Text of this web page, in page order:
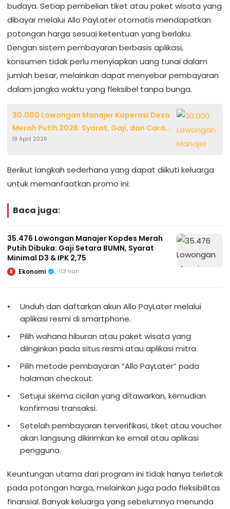
budaya. Setiap pembelian tiket atau paket wisata yang
dibayar melalui Allo PayLater otomatis mendapatkan
potongan harga sesuai ketentuan yang berlaku.
Dengan sistem pembayaran berbasis aplikasi,
konsumen tidak perlu menyiapkan uang tunai dalam
jumlah besar, melainkan dapat menyebar pembayaran
dalam jangka waktu yang fleksibel tanpa bunga.
30.000 Lowongan Manajer Koperasi Desa
Merah Putih 2026: Syarat, Gaji, dan Cara
Daftar
19 April 2026
Berikut langkah sederhana yang dapat diikuti keluarga
untuk memanfaatkan promo ini:
Baca juga:
35.476 Lowongan Manajer Kopdes Merah
Putih Dibuka: Gaji Setara BUMN, Syarat
Minimal D3 & IPK 2,75
E Ekonomi 113 hari
Unduh dan daftarkan akun Allo PayLater melalui
aplikasi resmi di smartphone.
Pilih wahana hiburan atau paket wisata yang
diinginkan pada situs resmi atau aplikasi mitra.
Pilih metode pembayaran “Allo PayLater” pada
halaman checkout.
Setujui skema cicilan yang ditawarkan, kemudian
konfirmasi transaksi.
Setelah pembayaran terverifikasi, tiket atau voucher
akan langsung dikirimkan ke email atau aplikasi
pengguna.
Keuntungan utama dari program ini tidak hanya terletak
pada potongan harga, melainkan juga pada fleksibilitas
finansial. Banyak keluarga yang sebelumnya menunda